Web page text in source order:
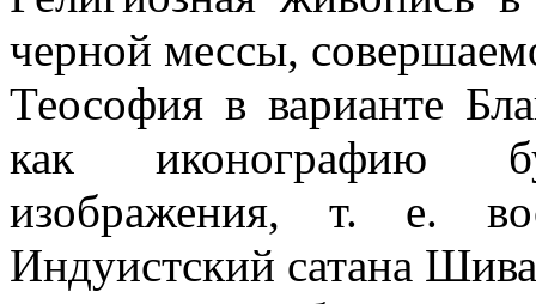
черной мессы,
Теософия в варианте
как иконографию
изображения, т. е.
Индуистский сатана Шива